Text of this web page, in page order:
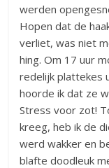
werden
Hopen dat de
verliet, was niet
hing. Om 17 uur
redelijk plattekes
hoorde ik dat ze
Stress voor zot!
kreeg, heb ik de
werd wakker en
blafte doodleuk